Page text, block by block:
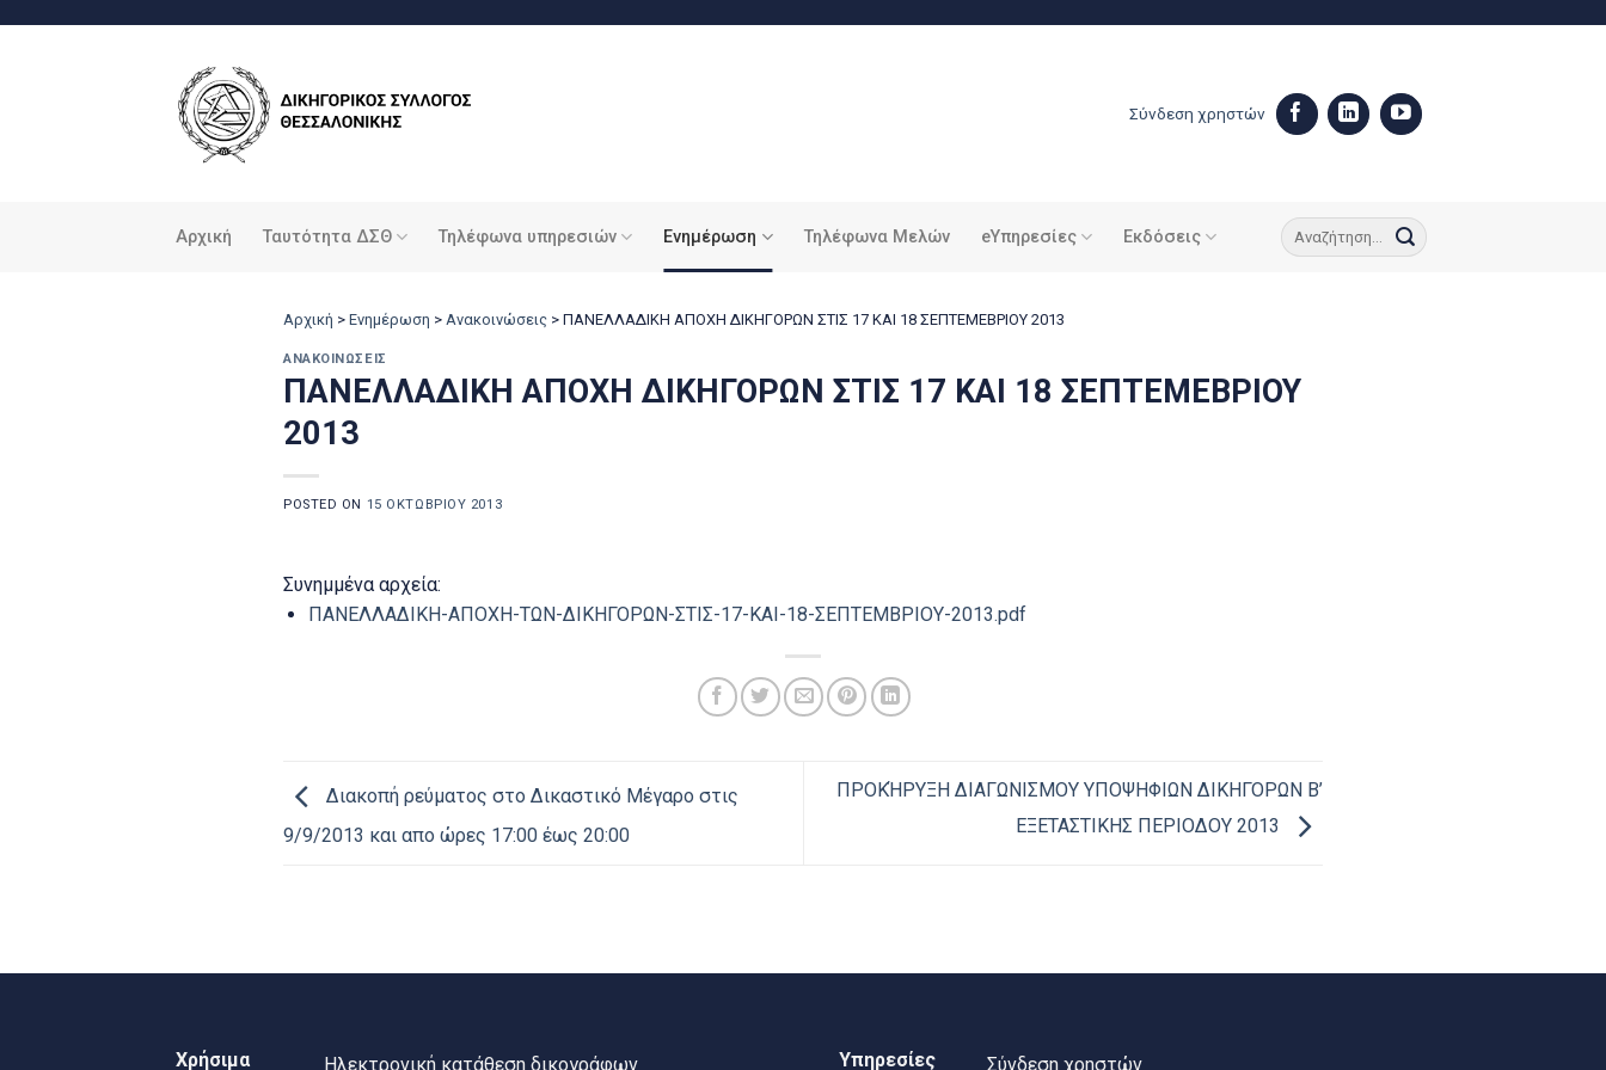
Σύνδεση χρηστών
Αρχική Ταυτότητα ΔΣΘ Τηλέφωνα υπηρεσιών Ενημέρωση Τηλέφωνα Μελών eΥπηρεσίες Εκδόσεις
Αρχική > Ενημέρωση > Ανακοινώσεις > ΠΑΝΕΛΛΑΔΙΚΗ ΑΠΟΧΗ ΔΙΚΗΓΟΡΩΝ ΣΤΙΣ 17 ΚΑΙ 18 ΣΕΠΤΕΜΕΒΡΙΟΥ 2013
ΑΝΑΚΟΙΝΏΣΕΙΣ
ΠΑΝΕΛΛΑΔΙΚΗ ΑΠΟΧΗ ΔΙΚΗΓΟΡΩΝ ΣΤΙΣ 17 ΚΑΙ 18 ΣΕΠΤΕΜΕΒΡΙΟΥ
2013
POSTED ON 15 ΟΚΤΩΒΡΊΟΥ 2013
Συνημμένα αρχεία:
ΠΑΝΕΛΛΑΔΙΚΗ-ΑΠΟΧΗ-ΤΩΝ-ΔΙΚΗΓΟΡΩΝ-ΣΤΙΣ-17-ΚΑΙ-18-ΣΕΠΤΕΜΒΡΙΟΥ-2013.pdf
Διακοπή ρεύματος στο Δικαστικό Μέγαρο στις
9/9/2013 και απο ώρες 17:00 έως 20:00
ΠΡΟΚΉΡΥΞΗ ΔΙΑΓΩΝΙΣΜΟΥ ΥΠΟΨΗΦΙΩΝ ΔΙΚΗΓΟΡΩΝ Β’
ΕΞΕΤΑΣΤΙΚΗΣ ΠΕΡΙΟΔΟΥ 2013
Χρήσιμα Ηλεκτρονική κατάθεση δικογράφων Υπηρεσίες Σύνδεση χρηστών